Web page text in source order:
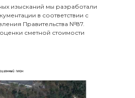
изысканий мы разработали
в соответствии с
Правительства №87.
сметной стоимости